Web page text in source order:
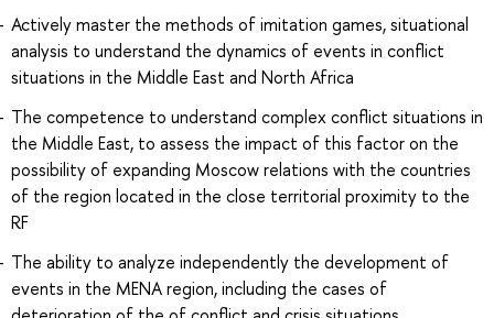
Actively master the methods of imitation games, situational
analysis to understand the dynamics of events in conflict
situations in the Middle East and North Africa
The competence to understand complex conflict situations in
the Middle East, to assess the impact of this factor on the
possibility of expanding Moscow relations with the countries
of the region located in the close territorial proximity to the
RF
The ability to analyze independently the development of
events in the MENA region, including the cases of